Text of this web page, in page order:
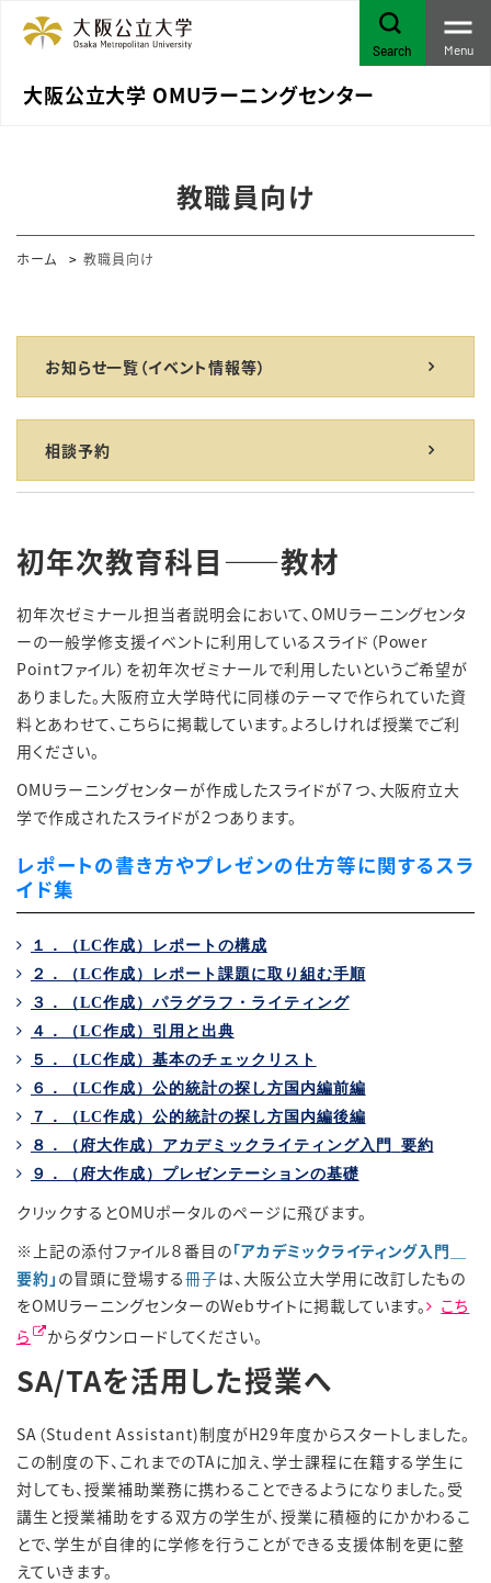
大阪公立大学 OMUラーニングセンター
Search Menu
教職員向け
ホーム 教職員向け
お知らせ一覧（イベント情報等）
相談予約
初年次教育科目――教材
初年次ゼミナール担当者説明会において、OMUラーニングセンタ
ーの一般学修支援イベントに利用しているスライド（Power
Pointファイル）を初年次ゼミナールで利用したいというご希望が
ありました。大阪府立大学時代に同様のテーマで作られていた資
料とあわせて、こちらに掲載しています。よろしければ授業でご利
用ください。
OMUラーニングセンターが作成したスライドが７つ、大阪府立大
学で作成されたスライドが２つあります。
レポートの書き方やプレゼンの仕方等に関するスラ
イド集
１．（LC作成）レポートの構成
２．（LC作成）レポート課題に取り組む手順
３．（LC作成）パラグラフ・ライティング
４．（LC作成）引用と出典
５．（LC作成）基本のチェックリスト
６．（LC作成）公的統計の探し方国内編前編
７．（LC作成）公的統計の探し方国内編後編
８．（府大作成）アカデミックライティング入門
要約
９．（府大作成）プレゼンテーションの基礎
クリックするとOMUポータルのページに飛びます。
※上記の添付ファイル８番目の「アカデミックライティング入門＿
要約」 の冒頭に登場する冊子は、大阪公立大学用に改訂したもの
をOMUラーニングセンターのWebサイトに掲載しています。
こち
ら
からダウンロードしてください。
SA/TAを活用した授業へ
SA（Student Assistant)制度がH29年度からスタートしました。
この制度の下、これまでのTAに加え、学士課程に在籍する学生に
対しても、授業補助業務に携わることできるようになりました。受
講生と授業補助をする双方の学生が、授業に積極的にかかわるこ
とで、学生が自律的に学修を行うことができる支援体制を更に整
えていきます。